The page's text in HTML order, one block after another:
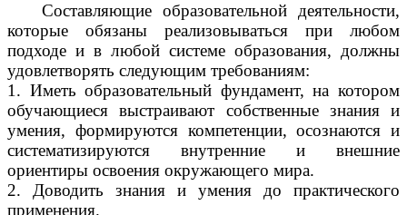
Составляющие образовательной деятельности,
которые обязаны реализовываться при любом
подходе и в любой системе образования, должны
удовлетворять следующим требованиям:
1. Иметь образовательный фундамент, на котором
обучающиеся выстраивают собственные знания и
умения, формируются компетенции, осознаются и
систематизируются внутренние и внешние
ориентиры освоения окружающего мира.
2. Доводить знания и умения до практического
применения.